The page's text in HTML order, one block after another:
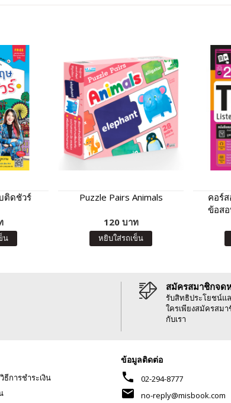
ติดชัวร์
น
Puzzle Pairs Animals
120 บาท
หยิบใส่รถเข็น
คอร์
ข้อส
สมัครสมาชิกจด
รับสิทธิประโยชน์แ
ใครเพียงสมัครสม
กับเรา
วิธีการชำระเงิน
ข้อมูลติดต่อ
phone 02-294-8777
mail no-reply@misbook.com